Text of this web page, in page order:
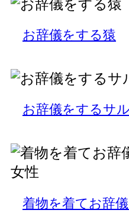
お辞儀をする猿
お辞儀をするサ
着物を着てお辞